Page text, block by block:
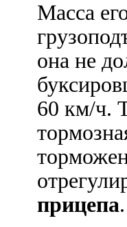
Масса
она не
60 км/ч.
прицепа.